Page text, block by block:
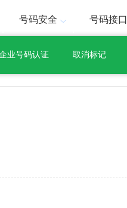
号码安全 号码接口
业号码认证 取消标记